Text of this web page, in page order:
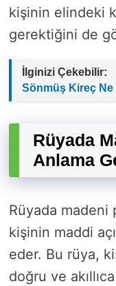
kişinin elindeki
gerektiğini de
İlginizi Çekebilir:
Sönmüş Kireç Ne
Rüyada
Anlama
Rüyada madeni
kişinin maddi
eder. Bu rüya,
doğru ve